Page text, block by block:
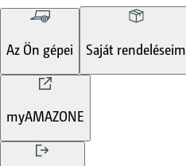
Az Ön gépei Saját rendeléseim
myAMAZONE